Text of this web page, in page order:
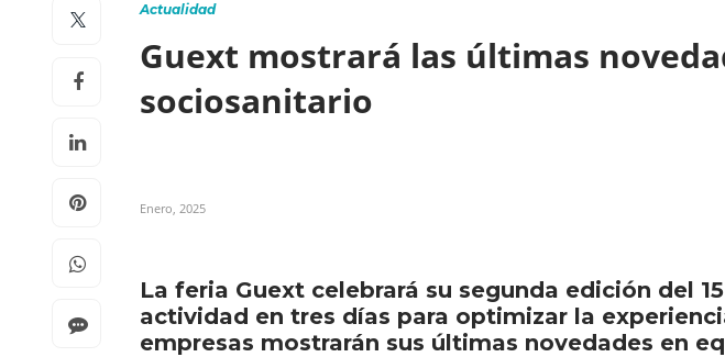
Actualidad
Guext mostrará las últimas
sociosanitario
Enero, 2025
La feria Guext celebrará su segunda edición del
actividad en tres días para optimizar la
empresas mostrarán sus últimas novedades en